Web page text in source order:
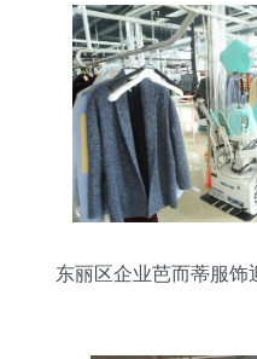
东丽区企业芭而蒂服饰